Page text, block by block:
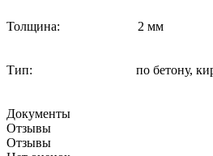
Толщина: 2 мм
Тип: по бетону,
Документы
Отзывы
Отзывы